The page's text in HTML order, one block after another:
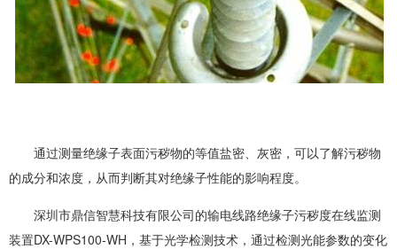
通过测量绝缘子表面污秽物的等值盐密、灰密，可以了解污秽物
的成分和浓度，从而判断其对绝缘子性能的影响程度。
深圳市鼎信智慧科技有限公司的输电线路绝缘子污秽度在线监测
装置DX-WPS100-WH，基于光学检测技术，通过检测光能参数的变化